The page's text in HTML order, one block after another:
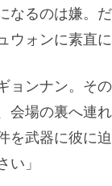
なるのは嫌。
ォンに素直に
ンナン。そ
会場の裏へ連
を武器に彼に
」